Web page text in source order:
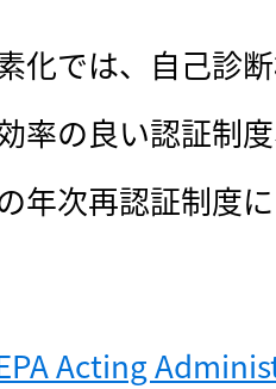
化では、自己診
率の良い認証制
年次再認証制度
Acting